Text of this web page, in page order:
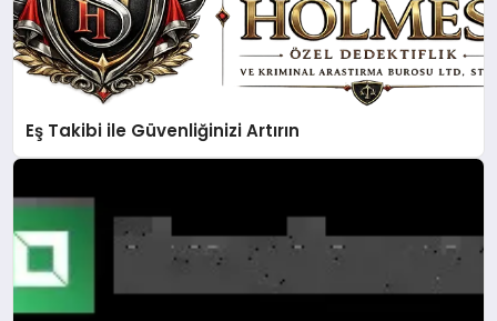
Eş Takibi ile Güvenliğinizi Artırın